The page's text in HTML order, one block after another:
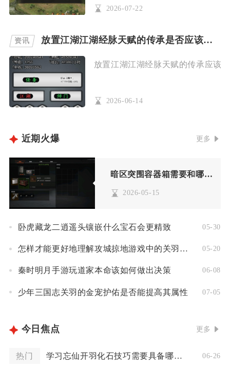
2026-07-22
资讯 放置江湖江湖经脉天赋的传承是否应该被保留
放置江湖江湖经脉天赋的传承应该
2026-06-14
近期火爆 更多
暗区突围容器箱需要和哪些配件共同使用
2026-05-15
卧虎藏龙二逍遥头镶嵌什么宝石会更精致 05-30
怎样才能更好地理解攻城掠地游戏中的关羽角色 05-20
秦时明月手游玩道家本命该如何做出决策 06-08
少年三国志关羽的金宠护佑是否能提高其属性 07-05
今日焦点 更多
热门 学习忘仙开羽化石技巧需要具备哪些基础知识 06-26